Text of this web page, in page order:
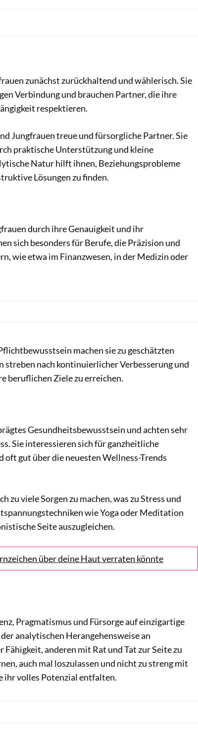
zunächst zurückhaltend und wählerisch. Sie
Verbindung und brauchen Partner, die ihre
respektieren.
Jungfrauen treue und fürsorgliche Partner. Sie
praktische Unterstützung und kleine
Natur hilft ihnen, Beziehungsprobleme
Lösungen zu finden.
durch ihre Genauigkeit und ihr
sich besonders für Berufe, die Präzision und
wie etwa im Finanzwesen, in der Medizin oder
machen sie zu geschätzten
streben nach kontinuierlicher Verbesserung und
beruflichen Ziele zu erreichen.
Gesundheitsbewusstsein und achten sehr
Sie interessieren sich für ganzheitliche
oft gut über die neuesten Wellness-Trends
zu viele Sorgen zu machen, was zu Stress und
wie Yoga oder Meditation
Seite auszugleichen.
über deine Haut verraten könnte
Pragmatismus und Fürsorge auf einzigartige
analytischen Herangehensweise an
anderen mit Rat und Tat zur Seite zu
auch mal loszulassen und nicht zu streng mit
ihr volles Potenzial entfalten.